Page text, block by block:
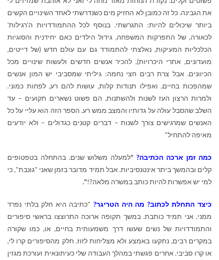
את הגבינה. כל זה כמובן לא החזיק מים כשנדרשתי לאחד השינויים הקשים
ביותר שיכולים להיות: התגרשתי. בנוסף לכל ההתמודדויות ה'רגילות'
לכאורה, של התפרקות המשפחה, גידול הילדים כאם יחידנית והסוגיות
הכלכליות המעיקות, נאלצתי להתמודד גם עם עולם חדש (של דייטים,
מועדונים, אתרי היכרויות), להכיר אנשים חדשים ולעשות שינויים מכל
הכיוונים. אבל צרת רבים חצי נחמה: גיליתי שמסביבי יש המון אנשים
שמהפכות בחיים, ואפילו תנודות קלות, עושות להם רע, לפחות כמוני.
ולמרות הרצון העז לשנות ולהשתנות, הם פשוט נשארים תקועים – עד
השלב שהסבל עולה על גדותיו והמצב ממש רע. הספר הזה הוא עליי על כל
האנשים שמרגישים צורך לשנות – דברים קטנים כגדולים – ולא יודעים
מאיפה להתחיל"
כמה זמן ארכה הכתיבה? "למעלה משלוש שנים. בהתחלה בטפטופים
קלים ובהמשך ביתר אינטנסיביות. אבל תמיד מדובר בזמן שאני "גונבת", כי
למי יש אפשרות להיות כותב במשרה מלאה?!".
כיצד התחלת לכתוב? מה היה הטריגר? "כתיבה היא חלק בלתי נפרד
ממני. אני תמיד כותבת. במשך תקופה ארוכה התרוצצו בראשי סיפורים
והתמודדויות של נשים שעשו דרך משמעותית בחיים, או, כמו שקורה
במקרים רבים, נתקעו באמצע ולא מצליחות לזוז. חלק מהסיפורים קרו לי,
או קרו סביבי. אחרים פגשתי במהלך העבודה שלי כעיתונאית ועורכת מגזין